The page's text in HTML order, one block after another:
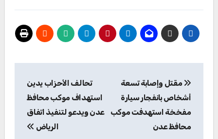
المقالات
مقتل وإصابة تسعة
أشخاص بانفجار سيارة
مفخخة استهدفت موكب
محافظ عدن
تحالف الأحزاب يدين
استهداف موكب محافظ
عدن ويدعو لتنفيذ اتفاق
الرياض